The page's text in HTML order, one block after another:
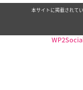
本サイトに掲載されて